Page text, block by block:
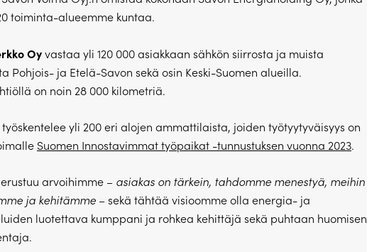
toiminta-alueemme kuntaa.
Oyvastaa yli 120 000 asiakkaan sähkön siirrosta ja muista
Pohjois- ja Etelä-Savon sekä osin Keski-Suomen alueilla.
on noin 28 000 kilometriä.
yli 200 eri alojen ammattilaista, joiden työtyytyväisyys on
Suomen Innostavimmat työpaikat -tunnustuksen vuonna 2023.
arvoihimme – asiakas on tärkein, tahdomme menestyä, meihin
ja kehitämme – sekä tähtää visioomme olla energia- ja
luotettava kumppani ja rohkea kehittäjä sekä puhtaan huomisen